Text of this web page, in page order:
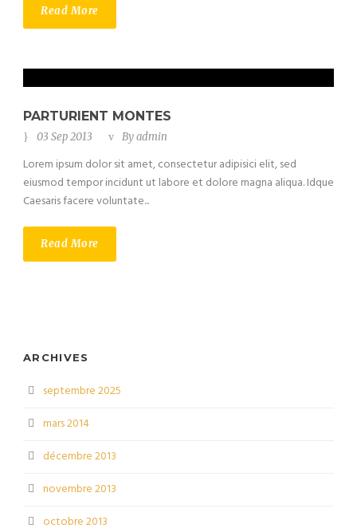
Read More
PARTURIENT MONTES
03 Sep 2013 Byadmin
Lorem ipsum dolor sit amet, consectetur adipisici elit, sed
eiusmod tempor incidunt ut labore et dolore magna aliqua. Idque
Caesaris facere voluntate...
Read More
ARCHIVES
septembre 2025
mars 2014
décembre 2013
novembre 2013
octobre 2013